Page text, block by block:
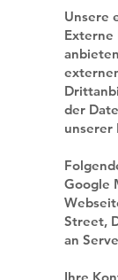
Unsere
Externe
der
unserer
Google
Street,
an